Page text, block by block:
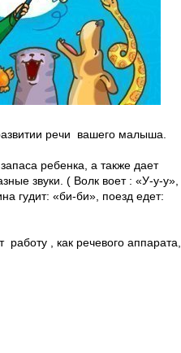
речи вашего малыша.
ребенка, а также дает
звуки. ( Волк воет : «У-у-у»,
гудит: «би-би», поезд едет:
работу , как речевого аппарата,